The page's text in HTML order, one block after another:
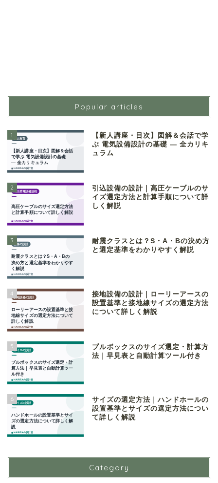
Popular articles
1
【新人講座・目次】図解＆会話で学
ぶ 電気設備設計の基礎 ― 全カリキ
ュラム
2
引込設備の設計｜高圧ケーブルのサ
イズ選定方法と計算手順について詳
しく解説
3
耐震クラスとは？S・A・Bの決め方
と選定基準をわかりやすく解説
4
接地設備の設計｜ローリーアースの
設置基準と接地線サイズの選定方法
について詳しく解説
5
プルボックスのサイズ選定・計算方
法｜早見表と自動計算ツール付き
6
サイズの選定方法｜ハンドホールの
設置基準とサイズの選定方法につい
て詳しく解説
Category